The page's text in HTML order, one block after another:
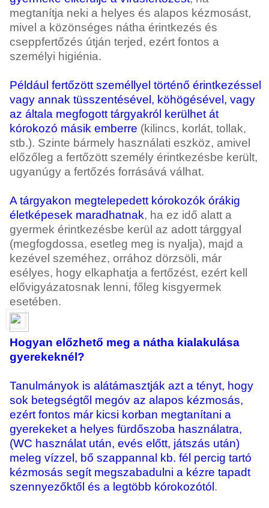
megtanítja neki a helyes és alapos kézmosást,
mivel a közönséges nátha érintkezés és
cseppfertőzés útján terjed, ezért fontos a
személyi higiénia.
Például fertőzött személlyel történő érintkezéssel
vagy annak tüsszentésével, köhögésével, vagy
az általa megfogott tárgyakról kerülhet át
kórokozó másik emberre (kilincs, korlát, tollak,
stb.). Szinte bármely használati eszköz, amivel
előzőleg a fertőzött személy érintkezésbe került,
ugyanúgy a fertőzés forrásává válhat.
A tárgyakon megtelepedett kórokozók órákig
életképesek maradhatnak, ha ez idő alatt a
gyermek érintkezésbe kerül az adott tárggyal
(megfogdossa, esetleg meg is nyalja), majd a
kezével szeméhez, orrához dörzsöli, már
esélyes, hogy elkaphatja a fertőzést, ezért kell
elővigyázatosnak lenni, főleg kisgyermek
esetében.
Hogyan előzhető meg a nátha kialakulása
gyerekeknél?
Tanulmányok is alátámasztják azt a tényt, hogy
sok betegségtől megóv az alapos kézmosás,
ezért fontos már kicsi korban megtanítani a
gyerekeket a helyes fürdőszoba használatra,
(WC használat után, evés előtt, játszás után)
meleg vízzel, bő szappannal kb. fél percig tartó
kézmosás segít megszabadulni a kézre tapadt
szennyezőktől és a legtöbb kórokozótól.